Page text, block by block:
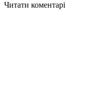
Читати коментарі